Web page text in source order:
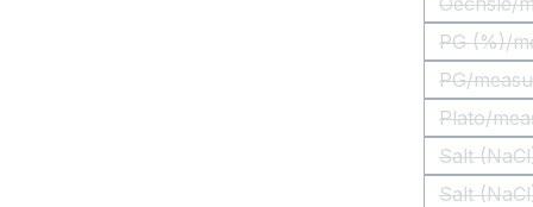
PG (%)/
PG/
Plato/
Salt
Salt